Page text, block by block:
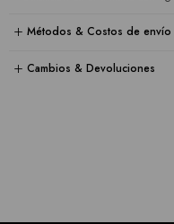
Métodos & Costos de envío
Cambios & Devoluciones